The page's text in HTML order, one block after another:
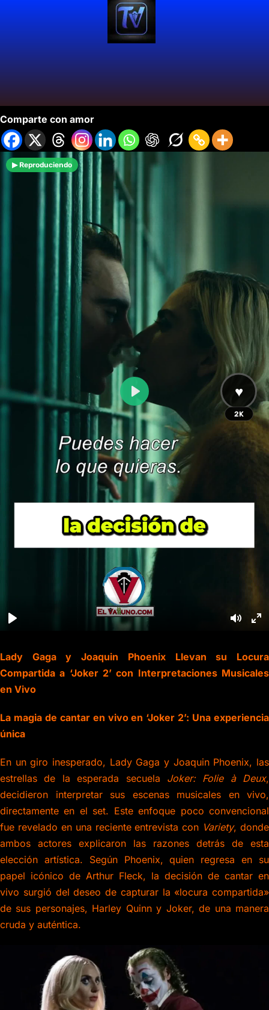
Comparte con amor
Lady Gaga y Joaquin Phoenix Llevan su Locura
Compartida a ‘Joker 2’ con Interpretaciones Musicales
en Vivo
La magia de cantar en vivo en ‘Joker 2’: Una experiencia
única
En un giro inesperado, Lady Gaga y Joaquin Phoenix, las
estrellas de la esperada secuela Joker: Folie à Deux,
decidieron interpretar sus escenas musicales en vivo,
directamente en el set. Este enfoque poco convencional
fue revelado en una reciente entrevista con Variety, donde
ambos actores explicaron las razones detrás de esta
elección artística. Según Phoenix, quien regresa en su
papel icónico de Arthur Fleck, la decisión de cantar en
vivo surgió del deseo de capturar la «locura compartida»
de sus personajes, Harley Quinn y Joker, de una manera
cruda y auténtica.